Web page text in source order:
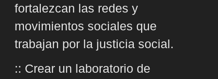
fortalezcan las redes y
movimientos sociales que
trabajan por la justicia social.
:: Crear un laboratorio de